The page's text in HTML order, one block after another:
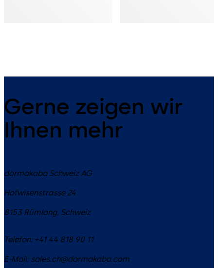
Gerne zeigen wir
Ihnen mehr
dormakaba Schweiz AG
Hofwisenstrasse 24
8153 Rümlang, Schweiz
Telefon: +41 44 818 90 11
E-Mail: sales.ch@dormakaba.com